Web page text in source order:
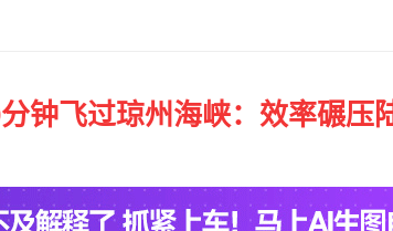
钟飞过琼州海峡：效率碾压